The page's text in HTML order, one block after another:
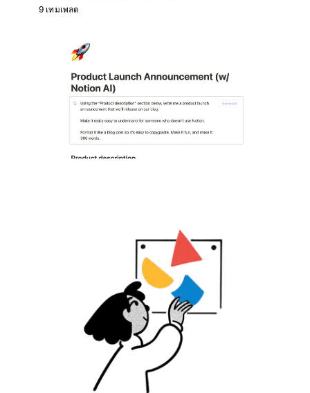
9 เทมเพลต